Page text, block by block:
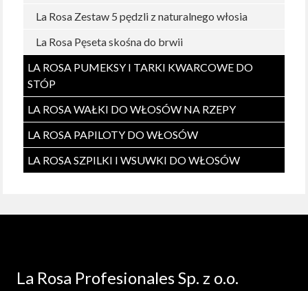
La Rosa Zestaw 5 pędzli z naturalnego włosia
La Rosa Pęseta skośna do brwii
LA ROSA PUMEKSY I TARKI KWARCOWE DO
STÓP
LA ROSA WAŁKI DO WŁOSÓW NA RZEPY
LA ROSA PAPILOTY DO WŁOSÓW
LA ROSA SZPILKI I WSUWKI DO WŁOSÓW
La Rosa Profesionales Sp. z o.o.